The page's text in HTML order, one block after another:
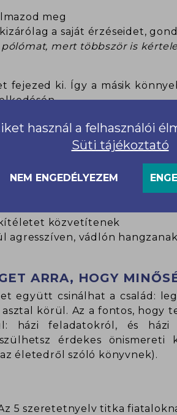
meg
a saját érzéseidet,
mert többször is
fejezed ki. Így a másik
mostad ki a kedvenc
közvetítenek
agresszíven, vádlón
ARRA, HOGY
együtt csinálhat a család:
körül. Az a fontos, hogy
házi feladatokról, és
érdekes önismereti
életedről szóló könyvnek).
5 szeretetnyelv titka
használ a felhasználói
Süti tájékoztató
NEM ENGEDÉLYEZEM